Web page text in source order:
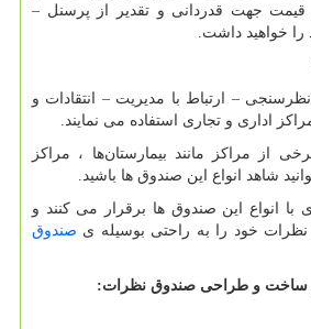
جهت قدردانی و تقدیر از پرسنل –
خواهید داشت.
– ارتباط با مدیریت – انتقادات و
اداری و تجاری استفاده می نمایند.
از مراکز مانند بیمارستان‌ها ، مراکز
شاهد انواع این صندوق ها باشید.
با انواع این صندوق ها برقرار می کنند و
نظرات خود را به راحتی بوسیله ی صندوق
ساخت و طراحی صندوق نظرات: